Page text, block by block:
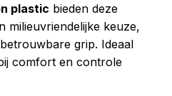
plastic bieden deze
milieuvriendelijke keuze,
grip. Ideaal
comfort en controle